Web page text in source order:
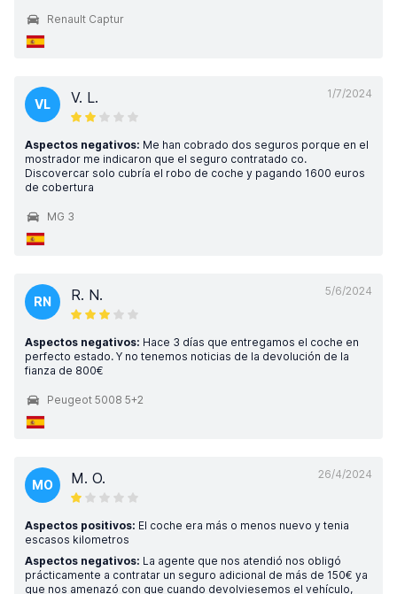
Renault Captur
1/7/2024
VL V. L.
Aspectos negativos: Me han cobrado dos seguros porque en el
mostrador me indicaron que el seguro contratado co.
Discovercar solo cubría el robo de coche y pagando 1600 euros
de cobertura
MG 3
5/6/2024
RN R. N.
Aspectos negativos: Hace 3 días que entregamos el coche en
perfecto estado. Y no tenemos noticias de la devolución de la
fianza de 800€
Peugeot 5008 5+2
26/4/2024
MO M. O.
Aspectos positivos: El coche era más o menos nuevo y tenia
escasos kilometros
Aspectos negativos: La agente que nos atendió nos obligó
prácticamente a contratar un seguro adicional de más de 150€ ya
que nos amenazó con que cuando devolviesemos el vehículo,